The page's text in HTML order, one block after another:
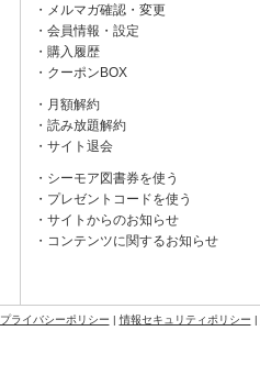
メルマガ確認・変更
会員情報・設定
購入履歴
クーポンBOX
月額解約
読み放題解約
サイト退会
シーモア図書券を使う
プレゼントコードを使う
サイトからのお知らせ
コンテンツに関するお知らせ
プライバシーポリシー | 情報セキュリティポリシー |